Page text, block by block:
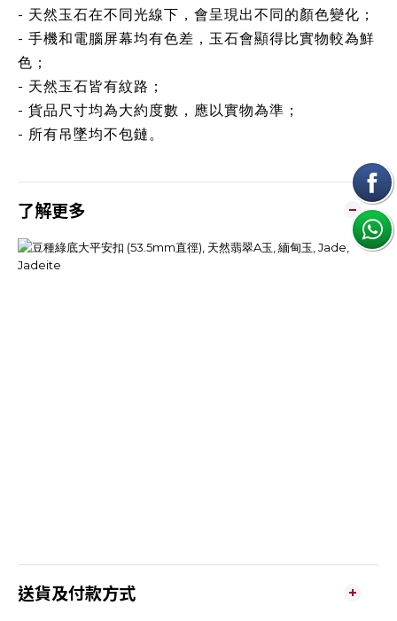
- 天然玉石在不同光線下，會呈現出不同的顏色變化；
- 手機和電腦屏幕均有色差，玉石會顯得比實物較為鮮
色；
- 天然玉石皆有紋路；
- 貨品尺寸均為大約度數，應以實物為準；
- 所有吊墜均不包鏈。
了解更多
送貨及付款方式